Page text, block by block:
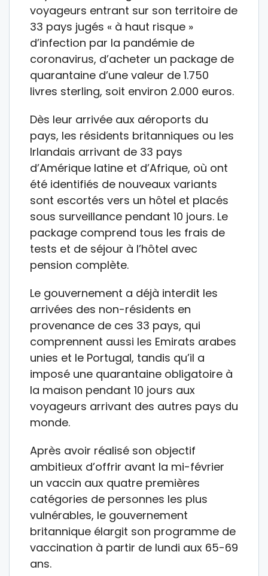
voyageurs entrant sur son territoire de
33 pays jugés « à haut risque »
d’infection par la pandémie de
coronavirus, d’acheter un package de
quarantaine d’une valeur de 1.750
livres sterling, soit environ 2.000 euros.
Dès leur arrivée aux aéroports du
pays, les résidents britanniques ou les
Irlandais arrivant de 33 pays
d’Amérique latine et d’Afrique, où ont
été identifiés de nouveaux variants
sont escortés vers un hôtel et placés
sous surveillance pendant 10 jours. Le
package comprend tous les frais de
tests et de séjour à l’hôtel avec
pension complète.
Le gouvernement a déjà interdit les
arrivées des non-résidents en
provenance de ces 33 pays, qui
comprennent aussi les Emirats arabes
unies et le Portugal, tandis qu’il a
imposé une quarantaine obligatoire à
la maison pendant 10 jours aux
voyageurs arrivant des autres pays du
monde.
Après avoir réalisé son objectif
ambitieux d’offrir avant la mi-février
un vaccin aux quatre premières
catégories de personnes les plus
vulnérables, le gouvernement
britannique élargit son programme de
vaccination à partir de lundi aux 65-69
ans.